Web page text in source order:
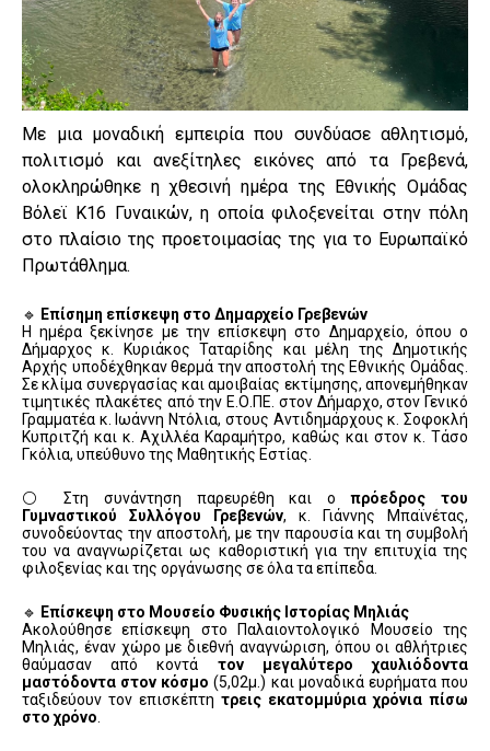
Με μια μοναδική εμπειρία που συνδύασε αθλητισμό,
πολιτισμό και ανεξίτηλες εικόνες από τα Γρεβενά,
ολοκληρώθηκε η χθεσινή ημέρα της Εθνικής Ομάδας
Βόλεϊ Κ16 Γυναικών, η οποία φιλοξενείται στην πόλη
στο πλαίσιο της προετοιμασίας της για το Ευρωπαϊκό
Πρωτάθλημα.
🔹 Επίσημη επίσκεψη στο Δημαρχείο Γρεβενών
Η ημέρα ξεκίνησε με την επίσκεψη στο Δημαρχείο, όπου ο
Δήμαρχος κ. Κυριάκος Ταταρίδης και μέλη της Δημοτικής
Αρχής υποδέχθηκαν θερμά την αποστολή της Εθνικής Ομάδας.
Σε κλίμα συνεργασίας και αμοιβαίας εκτίμησης, απονεμήθηκαν
τιμητικές πλακέτες από την Ε.Ο.ΠΕ. στον Δήμαρχο, στον Γενικό
Γραμματέα κ. Ιωάννη Ντόλια, στους Αντιδημάρχους κ. Σοφοκλή
Κυπριτζή και κ. Αχιλλέα Καραμήτρο, καθώς και στον κ. Τάσο
Γκόλια, υπεύθυνο της Μαθητικής Εστίας.
⚪ Στη συνάντηση παρευρέθη και οπρόεδρος του
Γυμναστικού Συλλόγου Γρεβενών, κ. Γιάννης Μπαϊνέτας,
συνοδεύοντας την αποστολή, με την παρουσία και τη συμβολή
του να αναγνωρίζεται ως καθοριστική για την επιτυχία της
φιλοξενίας και της οργάνωσης σε όλα τα επίπεδα.
🔹 Επίσκεψη στο Μουσείο Φυσικής Ιστορίας Μηλιάς
Ακολούθησε επίσκεψη στο Παλαιοντολογικό Μουσείο της
Μηλιάς, έναν χώρο με διεθνή αναγνώριση, όπου οι αθλήτριες
θαύμασαν από κοντά τον μεγαλύτερο χαυλιόδοντα
μαστόδοντα στον κόσμο (5,02μ.) και μοναδικά ευρήματα που
ταξιδεύουν τον επισκέπτη τρεις εκατομμύρια χρόνια πίσω
στο χρόνο